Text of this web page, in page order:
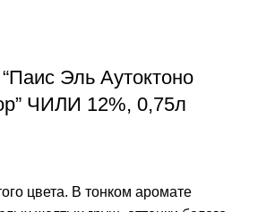
Эль Аутоктоно
ЧИЛИ 12%, 0,75л
цвета. В тонком аромате